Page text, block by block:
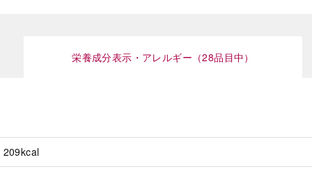
栄養成分表示・アレルギー（28品目中）
209kcal